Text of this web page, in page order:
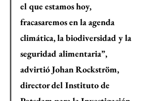
el que estamos hoy,
fracasaremos en la agenda
climática, la biodiversidad y la
seguridad alimentaria”,
advirtió Johan Rockström,
director del Instituto de